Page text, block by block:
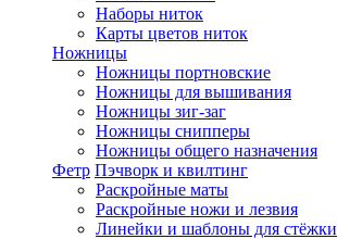
Наборы ниток
Карты цветов ниток
Ножницы
Ножницы портновские
Ножницы для вышивания
Ножницы зиг-заг
Ножницы снипперы
Ножницы общего назначения
Фетр Пэчворк и квилтинг
Раскройные маты
Раскройные ножи и лезвия
Линейки и шаблоны для стёжки